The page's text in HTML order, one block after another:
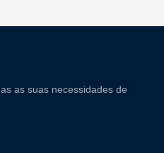
as suas necessidades de